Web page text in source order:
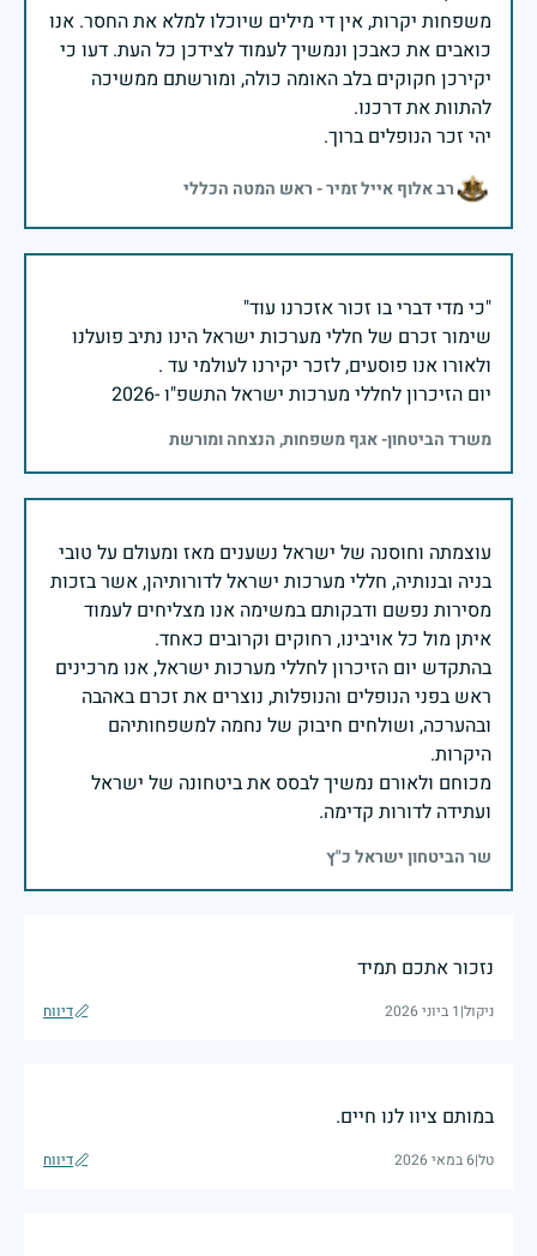
משפחות יקרות, אין די מילים שיוכלו למלא את החסר. אנו
כואבים את כאבכן ונמשיך לעמוד לצידכן כל העת. דעו כי
יקירכן חקוקים בלב האומה כולה, ומורשתם ממשיכה
יהי זכר הנופלים ברוך.
רב אלוף אייל זמיר - ראש המטה הכללי
שימור זכרם של חללי מערכות ישראל הינו נתיב פועלנו
יום הזיכרון לחללי מערכות ישראל התשפ"ו -2026
משרד הביטחון- אגף משפחות, הנצחה ומורשת
עוצמתה וחוסנה של ישראל נשענים מאז ומעולם על טובי
בניה ובנותיה, חללי מערכות ישראל לדורותיהן, אשר בזכות
מסירות נפשם ודבקותם במשימה אנו מצליחים לעמוד
בהתקדש יום הזיכרון לחללי מערכות ישראל, אנו מרכינים
ראש בפני הנופלים והנופלות, נוצרים את זכרם באהבה
ובהערכה, ושולחים חיבוק של נחמה למשפחותיהם
מכוחם ולאורם נמשיך לבסס את ביטחונה של ישראל
ועתידה לדורות קדימה.
שר הביטחון ישראל כ"ץ
נזכור אתכם תמיד
ניקול|1 ביוני 2026 דיווח
במותם ציוו לנו חיים.
טל|6 במאי 2026 דיווח